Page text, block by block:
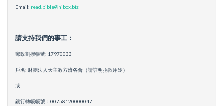
Email: read.bible@hibox.biz
請支持我們的事工：
郵政劃撥帳號: 17970033
戶名: 財團法人天主教方濟各會（請註明捐款用途）
或
銀行轉帳帳號：00758120000047